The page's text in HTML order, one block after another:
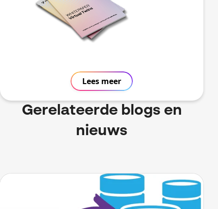
Lees meer
Gerelateerde blogs en
nieuws